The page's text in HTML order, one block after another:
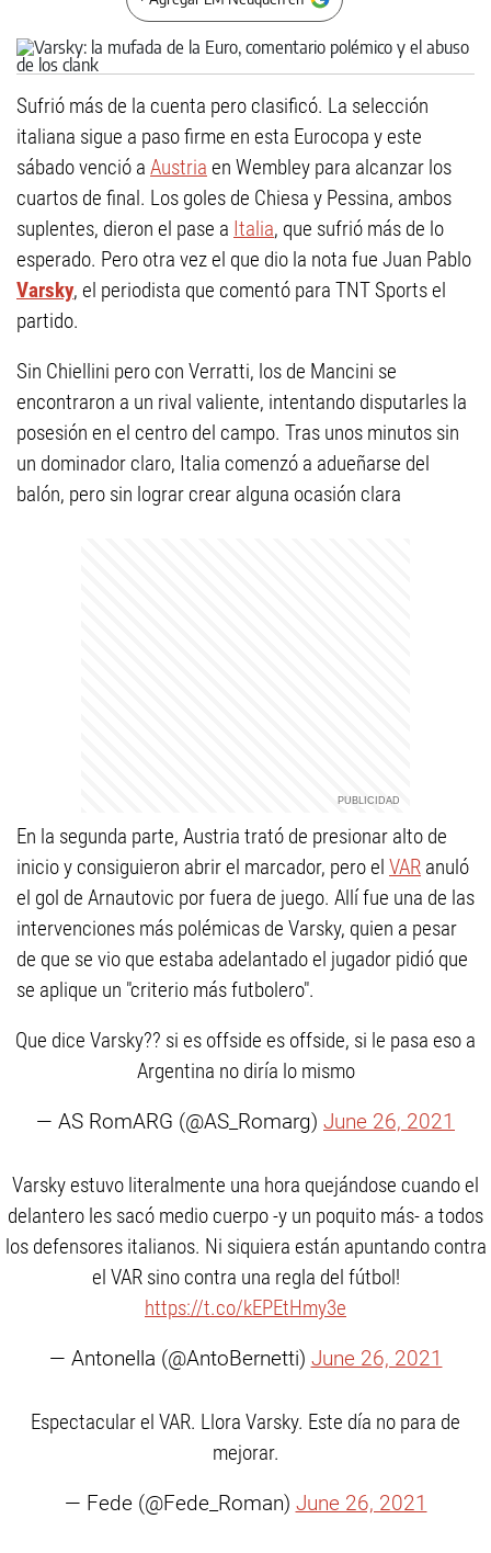
Sufrió más de la cuenta pero clasificó. La selección
italiana sigue a paso firme en esta Eurocopa y este
sábado venció a Austria en Wembley para alcanzar los
cuartos de final. Los goles de Chiesa y Pessina, ambos
suplentes, dieron el pase a Italia, que sufrió más de lo
esperado. Pero otra vez el que dio la nota fue Juan Pablo
Varsky, el periodista que comentó para TNT Sports el
partido.
Sin Chiellini pero con Verratti, los de Mancini se
encontraron a un rival valiente, intentando disputarles la
posesión en el centro del campo. Tras unos minutos sin
un dominador claro, Italia comenzó a adueñarse del
balón, pero sin lograr crear alguna ocasión clara
En la segunda parte, Austria trató de presionar alto de
inicio y consiguieron abrir el marcador, pero el VAR anuló
el gol de Arnautovic por fuera de juego. Allí fue una de las
intervenciones más polémicas de Varsky, quien a pesar
de que se vio que estaba adelantado el jugador pidió que
se aplique un "criterio más futbolero".
Que dice Varsky?? si es offside es offside, si le pasa eso a
Argentina no diría lo mismo
— AS RomARG (@AS_Romarg) June 26, 2021
Varsky estuvo literalmente una hora quejándose cuando el
delantero les sacó medio cuerpo -y un poquito más- a todos
los defensores italianos. Ni siquiera están apuntando contra
el VAR sino contra una regla del fútbol!
https://t.co/kEPEtHmy3e
— Antonella (@AntoBernetti) June 26, 2021
Espectacular el VAR. Llora Varsky. Este día no para de
mejorar.
— Fede (@Fede_Roman) June 26, 2021